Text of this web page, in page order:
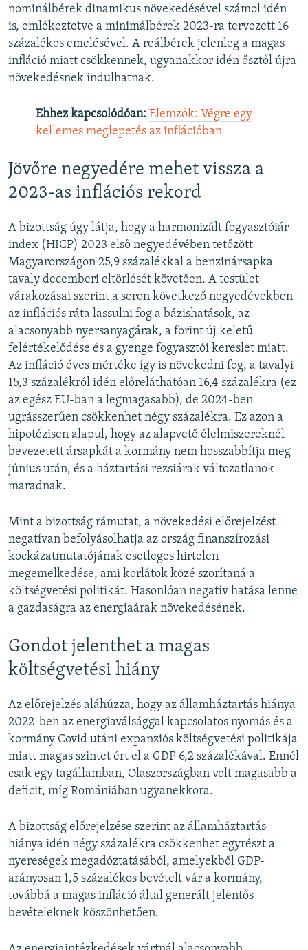
nominálbérek dinamikus növekedésével számol idén
is, emlékeztetve a minimálbérek 2023-ra tervezett 16
százalékos emelésével. A reálbérek jelenleg a magas
infláció miatt csökkennek, ugyanakkor idén ősztől újra
növekedésnek indulhatnak.
Ehhez kapcsolódóan: Elemzők: Végre egy
kellemes meglepetés az inflációban
Jövőre negyedére mehet vissza a
2023-as inflációs rekord
A bizottság úgy látja, hogy a harmonizált fogyasztóiár-
index (HICP) 2023 első negyedévében tetőzött
Magyarországon 25,9 százalékkal a benzinársapka
tavaly decemberi eltörlését követően. A testület
várakozásai szerint a soron következő negyedévekben
az inflációs ráta lassulni fog a bázishatások, az
alacsonyabb nyersanyagárak, a forint új keletű
felértékelődése és a gyenge fogyasztói kereslet miatt.
Az infláció éves mértéke így is növekedni fog, a tavalyi
15,3 százalékról idén előreláthatóan 16,4 százalékra (ez
az egész EU-ban a legmagasabb), de 2024-ben
ugrásszerűen csökkenhet négy százalékra. Ez azon a
hipotézisen alapul, hogy az alapvető élelmiszereknél
bevezetett ársapkát a kormány nem hosszabbítja meg
június után, és a háztartási rezsiárak változatlanok
maradnak.
Mint a bizottság rámutat, a növekedési előrejelzést
negatívan befolyásolhatja az ország finanszírozási
kockázatmutatójának esetleges hirtelen
megemelkedése, ami korlátok közé szorítaná a
költségvetési politikát. Hasonlóan negatív hatása lenne
a gazdaságra az energiaárak növekedésének.
Gondot jelenthet a magas
költségvetési hiány
Az előrejelzés aláhúzza, hogy az államháztartás hiánya
2022-ben az energiaválsággal kapcsolatos nyomás és a
kormány Covid utáni expanziós költségvetési politikája
miatt magas szintet ért el a GDP 6,2 százalékával. Ennél
csak egy tagállamban, Olaszországban volt magasabb a
deficit, míg Romániában ugyanekkora.
A bizottság előrejelzése szerint az államháztartás
hiánya idén négy százalékra csökkenhet egyrészt a
nyereségek megadóztatásából, amelyekből GDP-
arányosan 1,5 százalékos bevételt vár a kormány,
továbbá a magas infláció által generált jelentős
bevételeknek köszönhetően.